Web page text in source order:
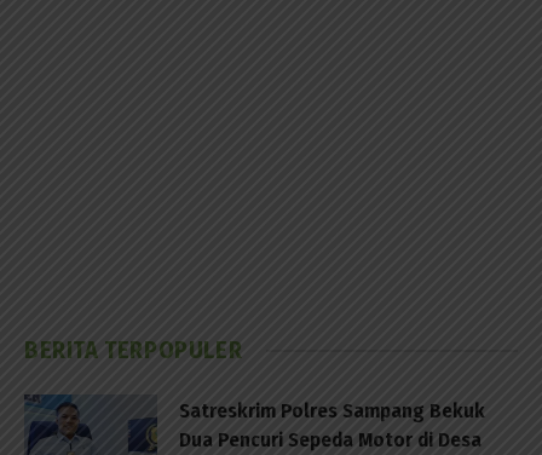
BERITA TERPOPULER
Satreskrim Polres Sampang Bekuk
Dua Pencuri Sepeda Motor di Desa